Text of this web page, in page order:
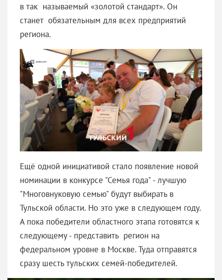
в так называемый «золотой стандарт». Он
станет обязательным для всех предприятий
региона.
Ещё одной инициативой стало появление новой
номинации в конкурсе "Семья года" - лучшую
"Многовнуковую семью" будут выбирать в
Тульской области. Но это уже в следующем году.
А пока победители областного этапа готовятся к
следующему - представить регион на
федеральном уровне в Москве. Туда отправятся
сразу шесть тульских семей-победителей.